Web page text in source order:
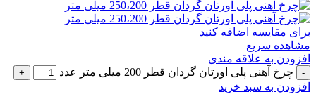
برای مقایسه اضافه کنید
مشاهده سریع
افزودن به علاقه مندی
چرخ آهنی پلی اورتان گردان قطر 200 میلی متر عدد
افزودن به سبد خرید